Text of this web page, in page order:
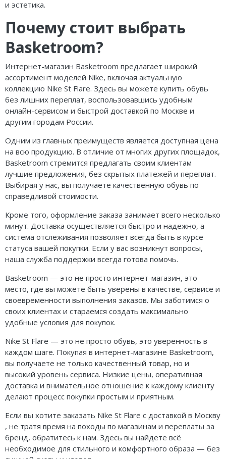
и эстетика.
Почему стоит выбрать
Basketroom?
Интернет-магазин Basketroom предлагает широкий
ассортимент моделей Nike, включая актуальную
коллекцию Nike St Flare. Здесь вы можете купить обувь
без лишних переплат, воспользовавшись удобным
онлайн-сервисом и быстрой доставкой по Москве и
другим городам России.
Одним из главных преимуществ является доступная цена
на всю продукцию. В отличие от многих других площадок,
Basketroom стремится предлагать своим клиентам
лучшие предложения, без скрытых платежей и переплат.
Выбирая у нас, вы получаете качественную обувь по
справедливой стоимости.
Кроме того, оформление заказа занимает всего несколько
минут. Доставка осуществляется быстро и надежно, а
система отслеживания позволяет всегда быть в курсе
статуса вашей покупки. Если у вас возникнут вопросы,
наша служба поддержки всегда готова помочь.
Basketroom — это не просто интернет-магазин, это
место, где вы можете быть уверены в качестве, сервисе и
своевременности выполнения заказов. Мы заботимся о
своих клиентах и стараемся создать максимально
удобные условия для покупок.
Nike St Flare — это не просто обувь, это уверенность в
каждом шаге. Покупая в интернет-магазине Basketroom,
вы получаете не только качественный товар, но и
высокий уровень сервиса. Низкие цены, оперативная
доставка и внимательное отношение к каждому клиенту
делают процесс покупки простым и приятным.
Если вы хотите заказать Nike St Flare с доставкой в Москву
, не тратя время на походы по магазинам и переплаты за
бренд, обратитесь к нам. Здесь вы найдете всё
необходимое для стильного и комфортного образа — без